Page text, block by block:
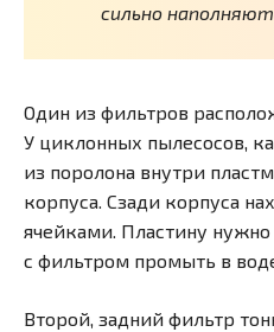
сильно
Один из фильтров
У циклонных пылесосов,
из поролона внутри
корпуса. Сзади корпуса
ячейками. Пластину
с фильтром промыть в
Второй, задний фильтр